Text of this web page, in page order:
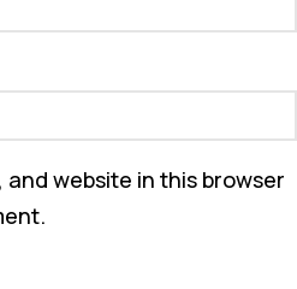
and website in this browser